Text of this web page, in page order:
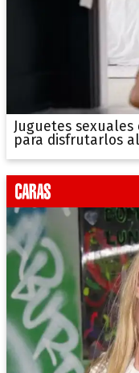
Juguetes sexuales
para disfrutarlos